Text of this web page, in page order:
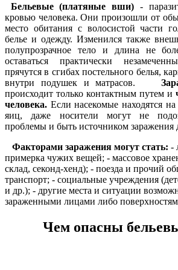
Бельевые (платяные вши) -
кровью человека. Они произошли от
место обитания с волосистой части
белье и одежду. Изменился также
полупрозрачное тело и длина не
оставаться практически
прячутся в сгибах постельного белья,
внутри подушек и матрасов.
происходит только контактным путем и
человека. Если насекомые находятся
яиц, даже носители могут не
проблемы и быть источником
Факторами заражения могут стать: -
примерка чужих вещей; - массовое
склад, секонд-хенд); - поезда и прочий
транспорт; - социальные учреждения
и др.); - другие места и ситуации
зараженными лицами либо
Чем опасны